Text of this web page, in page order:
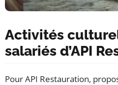
Activités
salariés d’API
Pour API Restauration,